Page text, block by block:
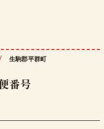
生駒郡平群町
番号